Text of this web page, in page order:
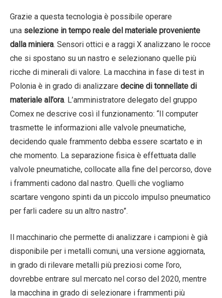
Grazie a questa tecnologia è possibile operare
una selezione in tempo reale del materiale proveniente
dalla miniera. Sensori ottici e a raggi X analizzano le rocce
che si spostano su un nastro e selezionano quelle più
ricche di minerali di valore. La macchina in fase di test in
Polonia è in grado di analizzare decine di tonnellate di
materiale all’ora. L’amministratore delegato del gruppo
Comex ne descrive così il funzionamento: “Il computer
trasmette le informazioni alle valvole pneumatiche,
decidendo quale frammento debba essere scartato e in
che momento. La separazione fisica è effettuata dalle
valvole pneumatiche, collocate alla fine del percorso, dove
i frammenti cadono dal nastro. Quelli che vogliamo
scartare vengono spinti da un piccolo impulso pneumatico
per farli cadere su un altro nastro”.
Il macchinario che permette di analizzare i campioni è già
disponibile per i metalli comuni, una versione aggiornata,
in grado di rilevare metalli più preziosi come l’oro,
dovrebbe entrare sul mercato nel corso del 2020, mentre
la macchina in grado di selezionare i frammenti più